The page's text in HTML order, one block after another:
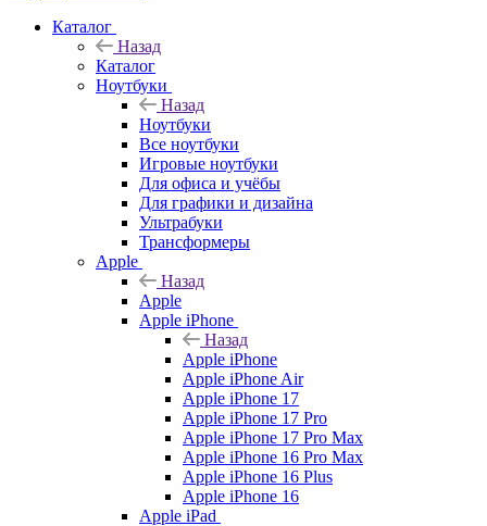
Каталог
Назад
Каталог
Ноутбуки
Назад
Ноутбуки
Все ноутбуки
Игровые ноутбуки
Для офиса и учёбы
Для графики и дизайна
Ультрабуки
Трансформеры
Apple
Назад
Apple
Apple iPhone
Назад
Apple iPhone
Apple iPhone Air
Apple iPhone 17
Apple iPhone 17 Pro
Apple iPhone 17 Pro Max
Apple iPhone 16 Pro Max
Apple iPhone 16 Plus
Apple iPhone 16
Apple iPad